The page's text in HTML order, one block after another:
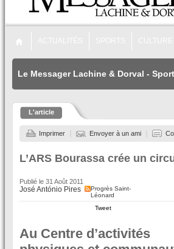
Le Messager Lachine & Dorval -
L'article
Imprimer Envoyer à un ami
L’ARS Bourassa crée un
Publié le 31 Août 2011
José António Pires
Progrès Saint-
Léonard
Tweet
Au Centre d’activités